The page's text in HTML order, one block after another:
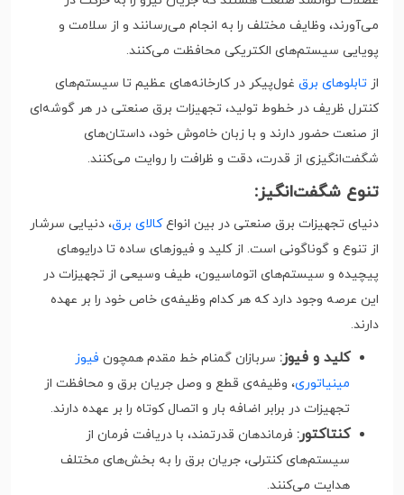
می‌آورند، وظایف مختلف را به انجام می‌رسانند و از سلامت و
پویایی سیستم‌های الکتریکی محافظت می‌کنند.
از تابلوهای برق غول‌پیکر در کارخانه‌های عظیم تا سیستم‌های
کنترل ظریف در خطوط تولید، تجهیزات برق صنعتی در هر گوشه‌ای
از صنعت حضور دارند و با زبان خاموش خود، داستان‌های
شگفت‌انگیزی از قدرت، دقت و ظرافت را روایت می‌کنند.
تنوع شگفت‌انگیز:
دنیای تجهیزات برق صنعتی در بین انواعکالای برق، دنیایی سرشار
از تنوع و گوناگونی است. از کلید و فیوزهای ساده تا درایوهای
پیچیده و سیستم‌های اتوماسیون، طیف وسیعی از تجهیزات در
این عرصه وجود دارد که هر کدام وظیفه‌ی خاص خود را بر عهده
دارند.
کلید و فیوز: سربازان گمنام خط مقدم همچون فیوز
مینیاتوری، وظیفه‌ی قطع و وصل جریان برق و محافظت از
تجهیزات در برابر اضافه بار و اتصال کوتاه را بر عهده دارند.
کنتاکتور: فرماندهان قدرتمند، با دریافت فرمان از
سیستم‌های کنترلی، جریان برق را به بخش‌های مختلف
هدایت می‌کنند.